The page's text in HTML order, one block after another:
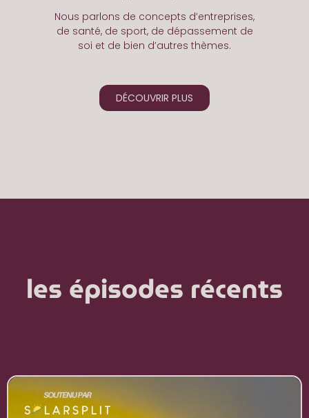
Nous parlons de concepts d’entreprises,
de santé, de sport, de dépassement de
soi et de bien d’autres thèmes.
DÉCOUVRIR PLUS
les épisodes récents